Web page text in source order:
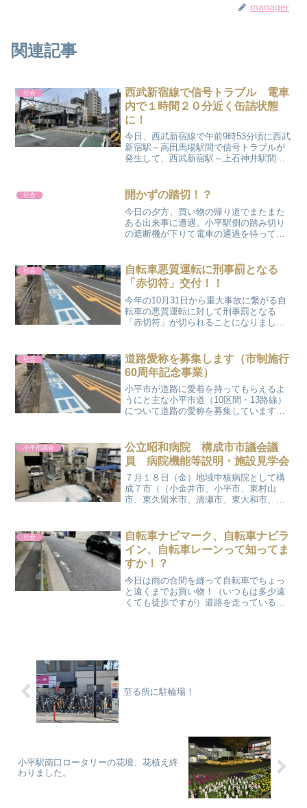
manager
関連記事
社会
西武新宿線で信号トラブル 電車
内で１時間２０分近く缶詰状態
に！
今日、西武新宿線で午前9時53分頃に西武
新宿駅～高田馬場駅間で信号トラブルが
発生して、西武新宿駅～上石神井駅間の
て、午前１０時前、鷺ノ宮駅で運転見合
わせとなりましたが約...
社会 開かずの踏切！？
今日の夕方、買い物の帰り道でまたまた
ある出来事に遭遇。小平駅側の踏み切り
の遮断機が下りて電車の通過を待ってい
は両方向が点灯しており、まず左側から
駅に入る電車が、続けて駅...
社会
自転車悪質運転に刑事罰となる
「赤切符」交付！！
今年の10月31日から重大事故に繋がる自
転車の悪質運転に対して刑事罰となる
「赤切符」が切られることになりまし
行」「歩道を徐行せずに通行」の４つが
取り締まりを強化する、つま...
社会
道路愛称を募集します（市制施行
60周年記念事業）
小平市が道路に愛着を持ってもらえるよ
うにと主な小平市道（10区間・13路線）
について道路の愛称を募集しています。
募してみたら如何でしょうか！自分がネ
ーミングした道路があ...
小平市議会
公立昭和病院 構成市市議会議
員 病院機能等説明・施設見学会
７月１８日（金）地域中核病院として構
成７市（（小金井市、小平市、東村山
市、東久留米市、清瀬市、東大和市、西
医療を担い、高額な医療機器を駆使して
高度・専門医療を行うなど、...
社会
自転車ナビマーク、自転車ナビラ
イン、自転車レーンって知ってま
すか！？
今日は雨の合間を縫って自転車でちょっ
と遠くまでお買い物！（いつもは多少遠
くても徒歩ですが）道路を走っていると
至る所に駐輪場！
小平駅南口ロータリーの花壇、花植え終
わりました。